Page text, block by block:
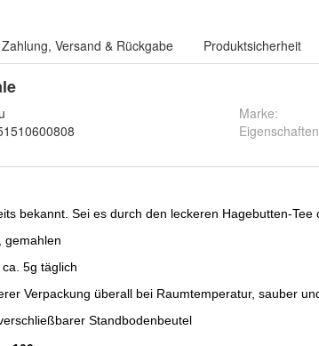
Zahlung, Versand & Rückgabe Produktsicherheit
Marke:
Eigenschaften